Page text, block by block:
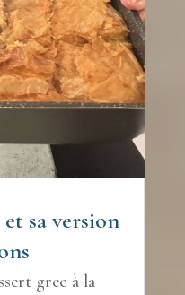
sa version
grec à la